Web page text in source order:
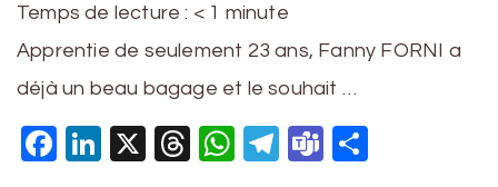
Temps de lecture : < 1 minute
Apprentie de seulement 23 ans, Fanny FORNI a
déjà un beau bagage et le souhait …
Facebook
LinkedIn
X Threads
WhatsApp
Telegram
Teams